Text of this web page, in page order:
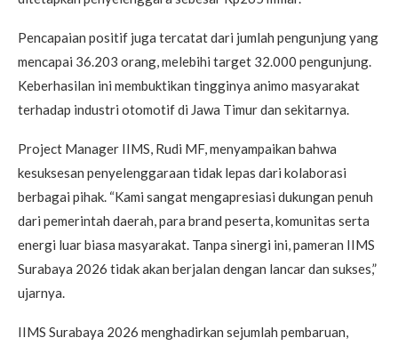
Pencapaian positif juga tercatat dari jumlah pengunjung yang
mencapai 36.203 orang, melebihi target 32.000 pengunjung.
Keberhasilan ini membuktikan tingginya animo masyarakat
terhadap industri otomotif di Jawa Timur dan sekitarnya.
Project Manager IIMS, Rudi MF, menyampaikan bahwa
kesuksesan penyelenggaraan tidak lepas dari kolaborasi
berbagai pihak. “Kami sangat mengapresiasi dukungan penuh
dari pemerintah daerah, para brand peserta, komunitas serta
energi luar biasa masyarakat. Tanpa sinergi ini, pameran IIMS
Surabaya 2026 tidak akan berjalan dengan lancar dan sukses,”
ujarnya.
IIMS Surabaya 2026 menghadirkan sejumlah pembaruan,